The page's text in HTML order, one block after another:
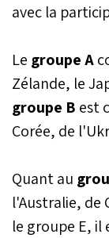
avec la
Le groupe A
Zélande, le
groupe B est
Corée, de
Quant au
l'Australie, de
le groupe E, il